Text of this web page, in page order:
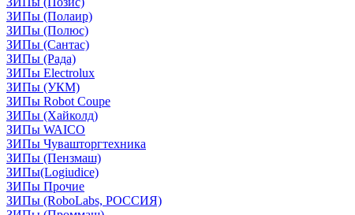
ЗИПы (Полаир)
ЗИПы (Полюс)
ЗИПы (Сантас)
ЗИПы (Рада)
ЗИПы Electrolux
ЗИПы (УКМ)
ЗИПы Robot Coupe
ЗИПы (Хайколд)
ЗИПы WAICO
ЗИПы Чувашторгтехника
ЗИПы (Пензмаш)
ЗИПы(Logiudice)
ЗИПы Прочие
ЗИПы (RoboLabs, РОССИЯ)